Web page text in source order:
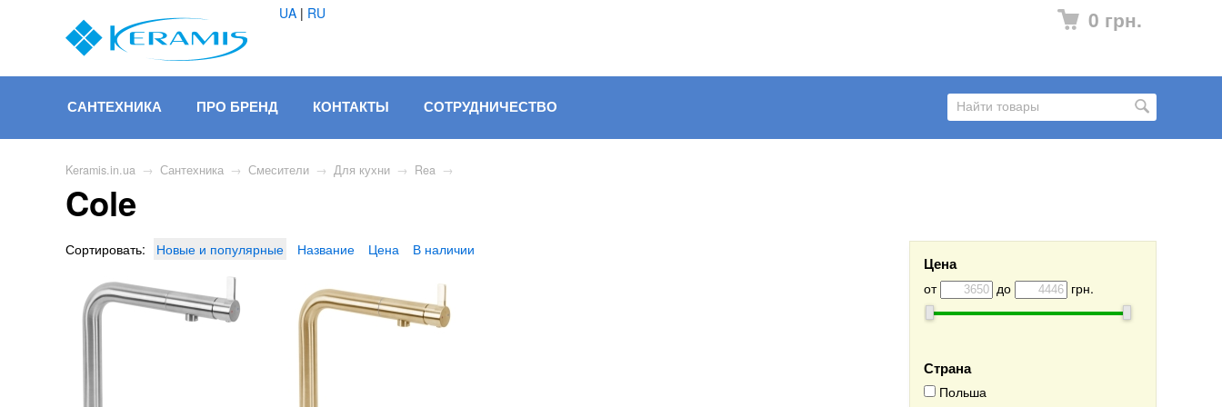
0 грн.
UA | RU
САНТЕХНИКА ПРО БРЕНД КОНТАКТЫ СОТРУДНИЧЕСТВО
Keramis.in.ua → Сантехника → Смесители → Для кухни → Rea →
Cole
Цена
от до грн.
Страна
Польша
Сортировать: Новые и популярные Название Цена В наличии